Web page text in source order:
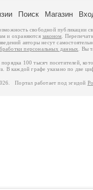
Поиск Магазин
свободной публикации
и охраняются законом .
авторы несут
персональных данных . Вы
100 тысяч посетителей,
В каждой графе указано по две
Портал работает под эгидой